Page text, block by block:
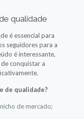
qualidade
é essencial para
seguidores para a
é interessante,
conquistar a
de qualidade?
de mercado;